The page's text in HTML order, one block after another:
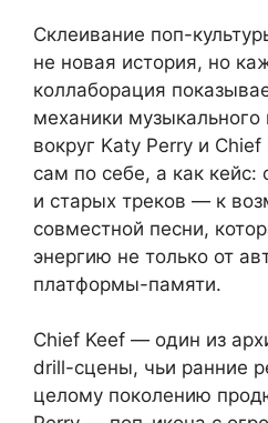
Склеивание поп-
не новая история, но
коллаборация
механики
вокруг Katy Perry и
сам по себе, а как кейс:
и старых треков — к
совместной песни,
энергию не только от
платформы-памяти.
Chief Keef — один из
drill-сцены, чьи ранние
целому поколению